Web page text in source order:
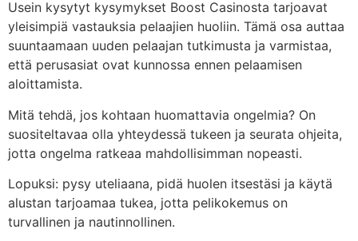
Usein kysytyt kysymykset Boost Casinosta tarjoavat
yleisimpiä vastauksia pelaajien huoliin. Tämä osa auttaa
suuntaamaan uuden pelaajan tutkimusta ja varmistaa,
että perusasiat ovat kunnossa ennen pelaamisen
aloittamista.
Mitä tehdä, jos kohtaan huomattavia ongelmia? On
suositeltavaa olla yhteydessä tukeen ja seurata ohjeita,
jotta ongelma ratkeaa mahdollisimman nopeasti.
Lopuksi: pysy uteliaana, pidä huolen itsestäsi ja käytä
alustan tarjoamaa tukea, jotta pelikokemus on
turvallinen ja nautinnollinen.